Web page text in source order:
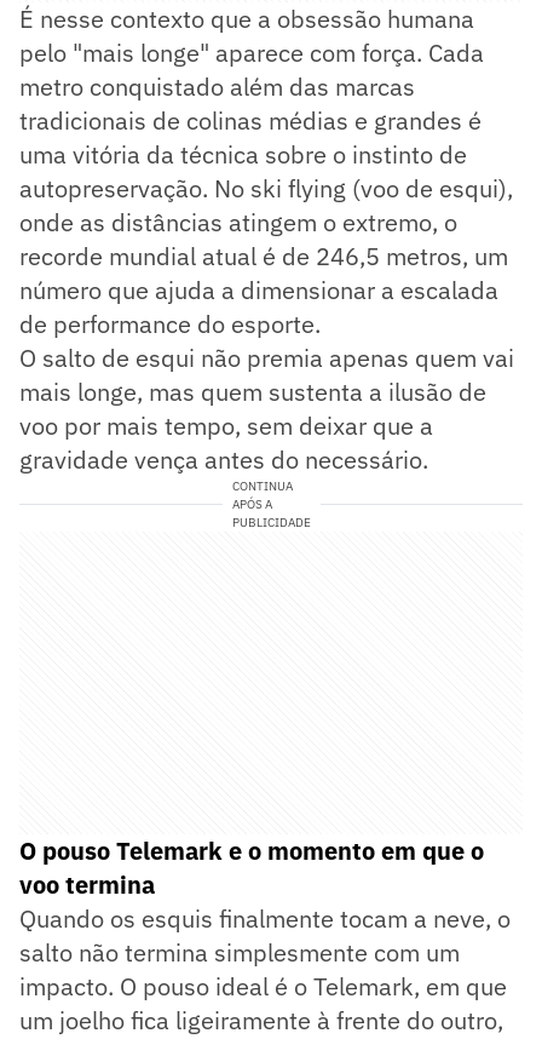
É nesse contexto que a obsessão humana
pelo "mais longe" aparece com força. Cada
metro conquistado além das marcas
tradicionais de colinas médias e grandes é
uma vitória da técnica sobre o instinto de
autopreservação. No ski flying (voo de esqui),
onde as distâncias atingem o extremo, o
recorde mundial atual é de 246,5 metros, um
número que ajuda a dimensionar a escalada
de performance do esporte.
O salto de esqui não premia apenas quem vai
mais longe, mas quem sustenta a ilusão de
voo por mais tempo, sem deixar que a
gravidade vença antes do necessário.
CONTINUA
APÓS A
PUBLICIDADE
O pouso Telemark e o momento em que o
voo termina
Quando os esquis finalmente tocam a neve, o
salto não termina simplesmente com um
impacto. O pouso ideal é o Telemark, em que
um joelho fica ligeiramente à frente do outro,